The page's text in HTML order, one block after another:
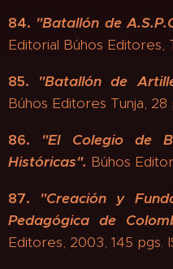
84. "Batallón de
Editorial Búhos Editores,
85. "Batallón de
Búhos Editores Tunja, 28
86. "El Colegio de
Históricas". Búhos
87. "Creación y
Pedagógica de
Editores, 2003, 145 pgs.